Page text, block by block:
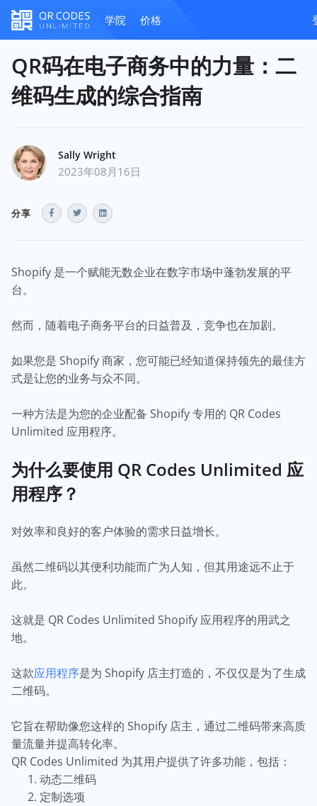
学院 价格
QR码在电子商务中的力量：二
维码生成的综合指南
Sally Wright
2023年08月16日
分享
Shopify 是一个赋能无数企业在数字市场中蓬勃发展的平
台。
然而，随着电子商务平台的日益普及，竞争也在加剧。
如果您是 Shopify 商家，您可能已经知道保持领先的最佳方
式是让您的业务与众不同。
一种方法是为您的企业配备 Shopify 专用的 QR Codes
Unlimited 应用程序。
为什么要使用 QR Codes Unlimited 应
用程序？
对效率和良好的客户体验的需求日益增长。
虽然二维码以其便利功能而广为人知，但其用途远不止于
此。
这就是 QR Codes Unlimited Shopify 应用程序的用武之
地。
这款应用程序是为 Shopify 店主打造的，不仅仅是为了生成
二维码。
它旨在帮助像您这样的 Shopify 店主，通过二维码带来高质
量流量并提高转化率。
QR Codes Unlimited 为其用户提供了许多功能，包括：
动态二维码
定制选项